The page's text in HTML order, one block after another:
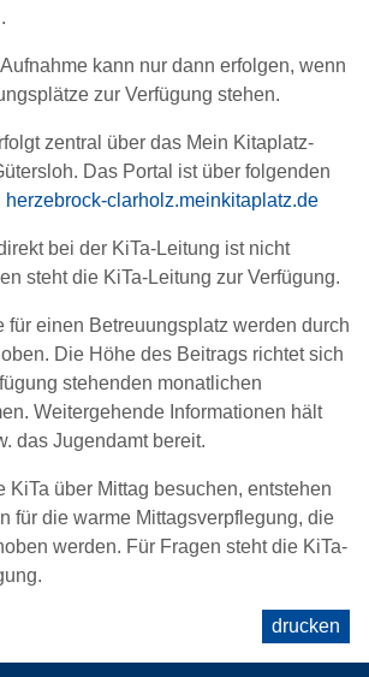
kann nur dann erfolgen, wenn
zur Verfügung stehen.
zentral über das Mein Kitaplatz-
Das Portal ist über folgenden
herzebrock-clarholz.meinkitaplatz.de
bei der KiTa-Leitung ist nicht
steht die KiTa-Leitung zur Verfügung.
für einen Betreuungsplatz werden durch
Die Höhe des Beitrags richtet sich
stehenden monatlichen
Weitergehende Informationen hält
das Jugendamt bereit.
KiTa über Mittag besuchen, entstehen
für die warme Mittagsverpflegung, die
werden. Für Fragen steht die KiTa-
drucken